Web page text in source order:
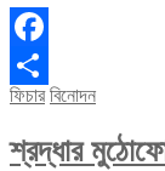
Facebook
Share
ফিচার বিনোদন
শ্রদ্ধার